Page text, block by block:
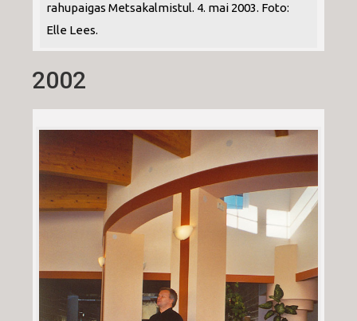
rahupaigas Metsakalmistul. 4. mai 2003. Foto:
Elle Lees.
2002